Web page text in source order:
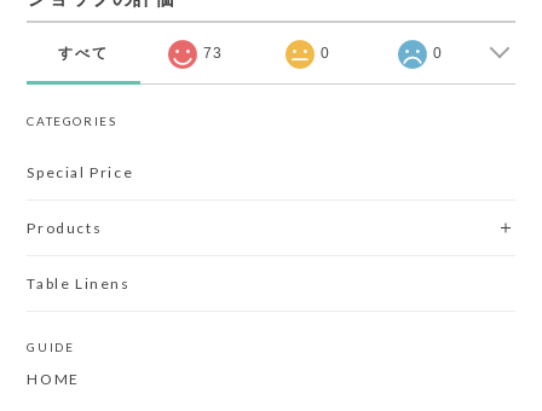
すべて 73 0 0
CATEGORIES
Special Price
Products
Table Linens
GUIDE
HOME